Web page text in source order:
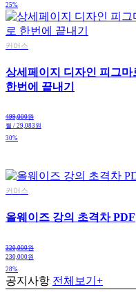
25%
커머스
상세페이지 디자인 피그마
한번에 끝내기
499,000원
월 / 29,083원
30%
커머스
올웨이즈 강의 초격차 PDF
320,000원
230,000원
28%
공지사항 전체보기+